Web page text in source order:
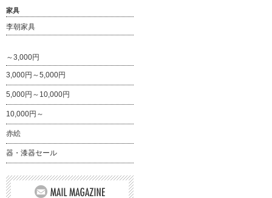
家具
李朝家具
～3,000円
3,000円～5,000円
5,000円～10,000円
10,000円～
赤絵
器・漆器セール